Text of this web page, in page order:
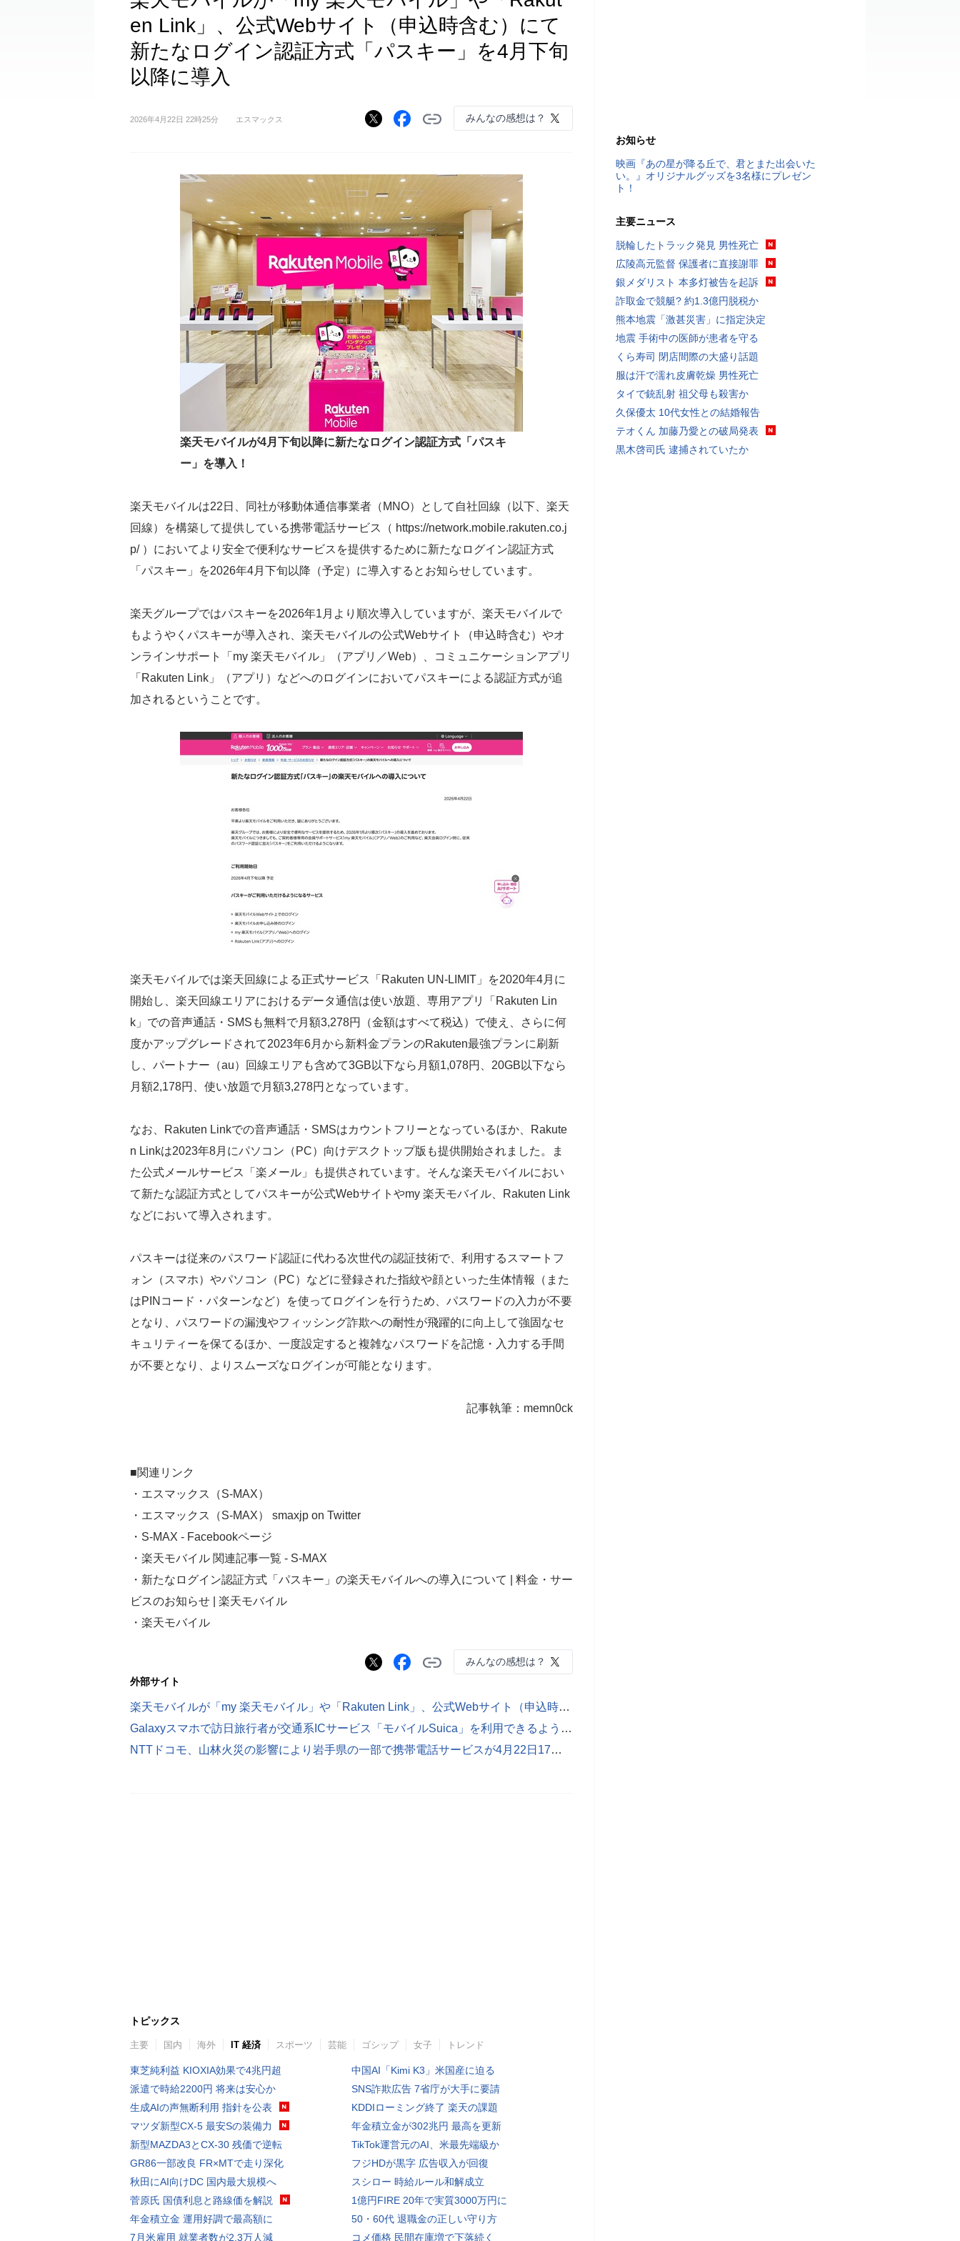
en Link」、公式Webサイト（申込時含む）にて
新たなログイン認証方式「パスキー」を4月下旬
以降に導入
2026年4月22日 22時25分 エスマックス みんなの感想は？
楽天モバイルが4月下旬以降に新たなログイン認証方式「パスキ
ー」を導入！
楽天モバイルは22日、同社が移動体通信事業者（MNO）として自社回線（以下、楽天
回線）を構築して提供している携帯電話サービス（ https://network.mobile.rakuten.co.j
p/ ）においてより安全で便利なサービスを提供するために新たなログイン認証方式
「パスキー」を2026年4月下旬以降（予定）に導入するとお知らせしています。
楽天グループではパスキーを2026年1月より順次導入していますが、楽天モバイルで
もようやくパスキーが導入され、楽天モバイルの公式Webサイト（申込時含む）やオ
ンラインサポート「my 楽天モバイル」（アプリ／Web）、コミュニケーションアプリ
「Rakuten Link」（アプリ）などへのログインにおいてパスキーによる認証方式が追
加されるということです。
楽天モバイルでは楽天回線による正式サービス「Rakuten UN-LIMIT」を2020年4月に
開始し、楽天回線エリアにおけるデータ通信は使い放題、専用アプリ「Rakuten Lin
k」での音声通話・SMSも無料で月額3,278円（金額はすべて税込）で使え、さらに何
度かアップグレードされて2023年6月から新料金プランのRakuten最強プランに刷新
し、パートナー（au）回線エリアも含めて3GB以下なら月額1,078円、20GB以下なら
月額2,178円、使い放題で月額3,278円となっています。
なお、Rakuten Linkでの音声通話・SMSはカウントフリーとなっているほか、Rakute
n Linkは2023年8月にパソコン（PC）向けデスクトップ版も提供開始されました。ま
た公式メールサービス「楽メール」も提供されています。そんな楽天モバイルにおい
て新たな認証方式としてパスキーが公式Webサイトやmy 楽天モバイル、Rakuten Link
などにおいて導入されます。
パスキーは従来のパスワード認証に代わる次世代の認証技術で、利用するスマートフ
ォン（スマホ）やパソコン（PC）などに登録された指紋や顔といった生体情報（また
はPINコード・パターンなど）を使ってログインを行うため、パスワードの入力が不要
となり、パスワードの漏洩やフィッシング詐欺への耐性が飛躍的に向上して強固なセ
キュリティーを保てるほか、一度設定すると複雑なパスワードを記憶・入力する手間
が不要となり、よりスムーズなログインが可能となります。
記事執筆：memn0ck
■関連リンク
・エスマックス（S-MAX）
・エスマックス（S-MAX） smaxjp on Twitter
・S-MAX - Facebookページ
・楽天モバイル 関連記事一覧 - S-MAX
・新たなログイン認証方式「パスキー」の楽天モバイルへの導入について | 料金・サー
ビスのお知らせ | 楽天モバイル
・楽天モバイル
みんなの感想は？
外部サイト
楽天モバイルが「my 楽天モバイル」や「Rakuten Link」、公式Webサイト（申込時含む）にて新たなログイン認証方式「パスキー」を4月下旬以降に導入
Galaxyスマホで訪日旅行者が交通系ICサービス「モバイルSuica」を利用できるようにJR東日本と協業！Samsung Walletが2027年上半期に対応へ
NTTドコモ、山林火災の影響により岩手県の一部で携帯電話サービスが4月22日17時より利用できない状況に！JAPANローミングが提供中
トピックス
主要 国内 海外 IT 経済 スポーツ 芸能 ゴシップ 女子 トレンド
東芝純利益 KIOXIA効果で4兆円超
派遣で時給2200円 将来は安心か
生成AIの声無断利用 指針を公表
マツダ新型CX-5 最安Sの装備力
新型MAZDA3とCX-30 残価で逆転
GR86一部改良 FR×MTで走り深化
秋田にAI向けDC 国内最大規模へ
菅原氏 国債利息と路線価を解説
年金積立金 運用好調で最高額に
7月米雇用 就業者数が2.3万人減
中国AI「Kimi K3」米国産に迫る
SNS詐欺広告 7省庁が大手に要請
KDDIローミング終了 楽天の課題
年金積立金が302兆円 最高を更新
TikTok運営元のAI、米最先端級か
フジHDが黒字 広告収入が回復
スシロー 時給ルール和解成立
1億円FIRE 20年で実質3000万円に
50・60代 退職金の正しい守り方
コメ価格 民間在庫増で下落続く
お知らせ
映画『あの星が降る丘で、君とまた出会いた
い。』オリジナルグッズを3名様にプレゼン
ト！
主要ニュース
脱輪したトラック発見 男性死亡
広陵高元監督 保護者に直接謝罪
銀メダリスト 本多灯被告を起訴
詐取金で競艇? 約1.3億円脱税か
熊本地震「激甚災害」に指定決定
地震 手術中の医師が患者を守る
くら寿司 閉店間際の大盛り話題
服は汗で濡れ皮膚乾燥 男性死亡
タイで銃乱射 祖父母も殺害か
久保優太 10代女性との結婚報告
テオくん 加藤乃愛との破局発表
黒木啓司氏 逮捕されていたか